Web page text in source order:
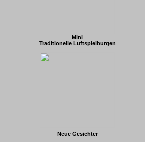
Mini
Traditionelle Luftspielburgen
Neue Gesichter